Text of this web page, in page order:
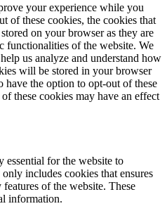
your experience while you
of these cookies, the cookies that
on your browser as they are
functionalities of the website. We
us analyze and understand how
will be stored in your browser
the option to opt-out of these
these cookies may have an effect
essential for the website to
includes cookies that ensures
of the website. These
information.